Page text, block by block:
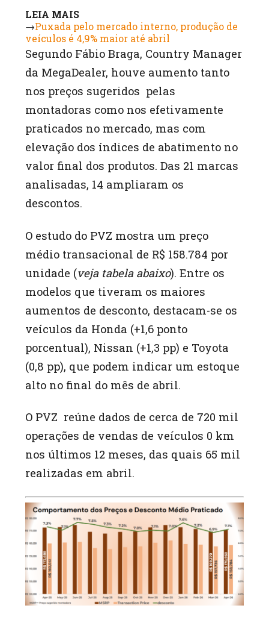
LEIA MAIS
→Puxada pelo mercado interno, produção de
veículos é 4,9% maior até abril
Segundo Fábio Braga, Country Manager
da MegaDealer, houve aumento tanto
nos preços sugeridos pelas
montadoras como nos efetivamente
praticados no mercado, mas com
elevação dos índices de abatimento no
valor final dos produtos. Das 21 marcas
analisadas, 14 ampliaram os
descontos.
O estudo do PVZ mostra um preço
médio transacional de R$ 158.784 por
unidade (veja tabela abaixo). Entre os
modelos que tiveram os maiores
aumentos de desconto, destacam-se os
veículos da Honda (+1,6 ponto
porcentual), Nissan (+1,3 pp) e Toyota
(0,8 pp), que podem indicar um estoque
alto no final do mês de abril.
O PVZ reúne dados de cerca de 720 mil
operações de vendas de veículos 0 km
nos últimos 12 meses, das quais 65 mil
realizadas em abril.